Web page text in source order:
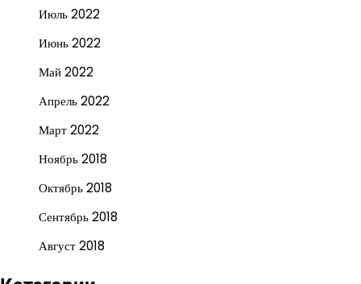
Июль 2022
Июнь 2022
Май 2022
Апрель 2022
Март 2022
Ноябрь 2018
Октябрь 2018
Сентябрь 2018
Август 2018